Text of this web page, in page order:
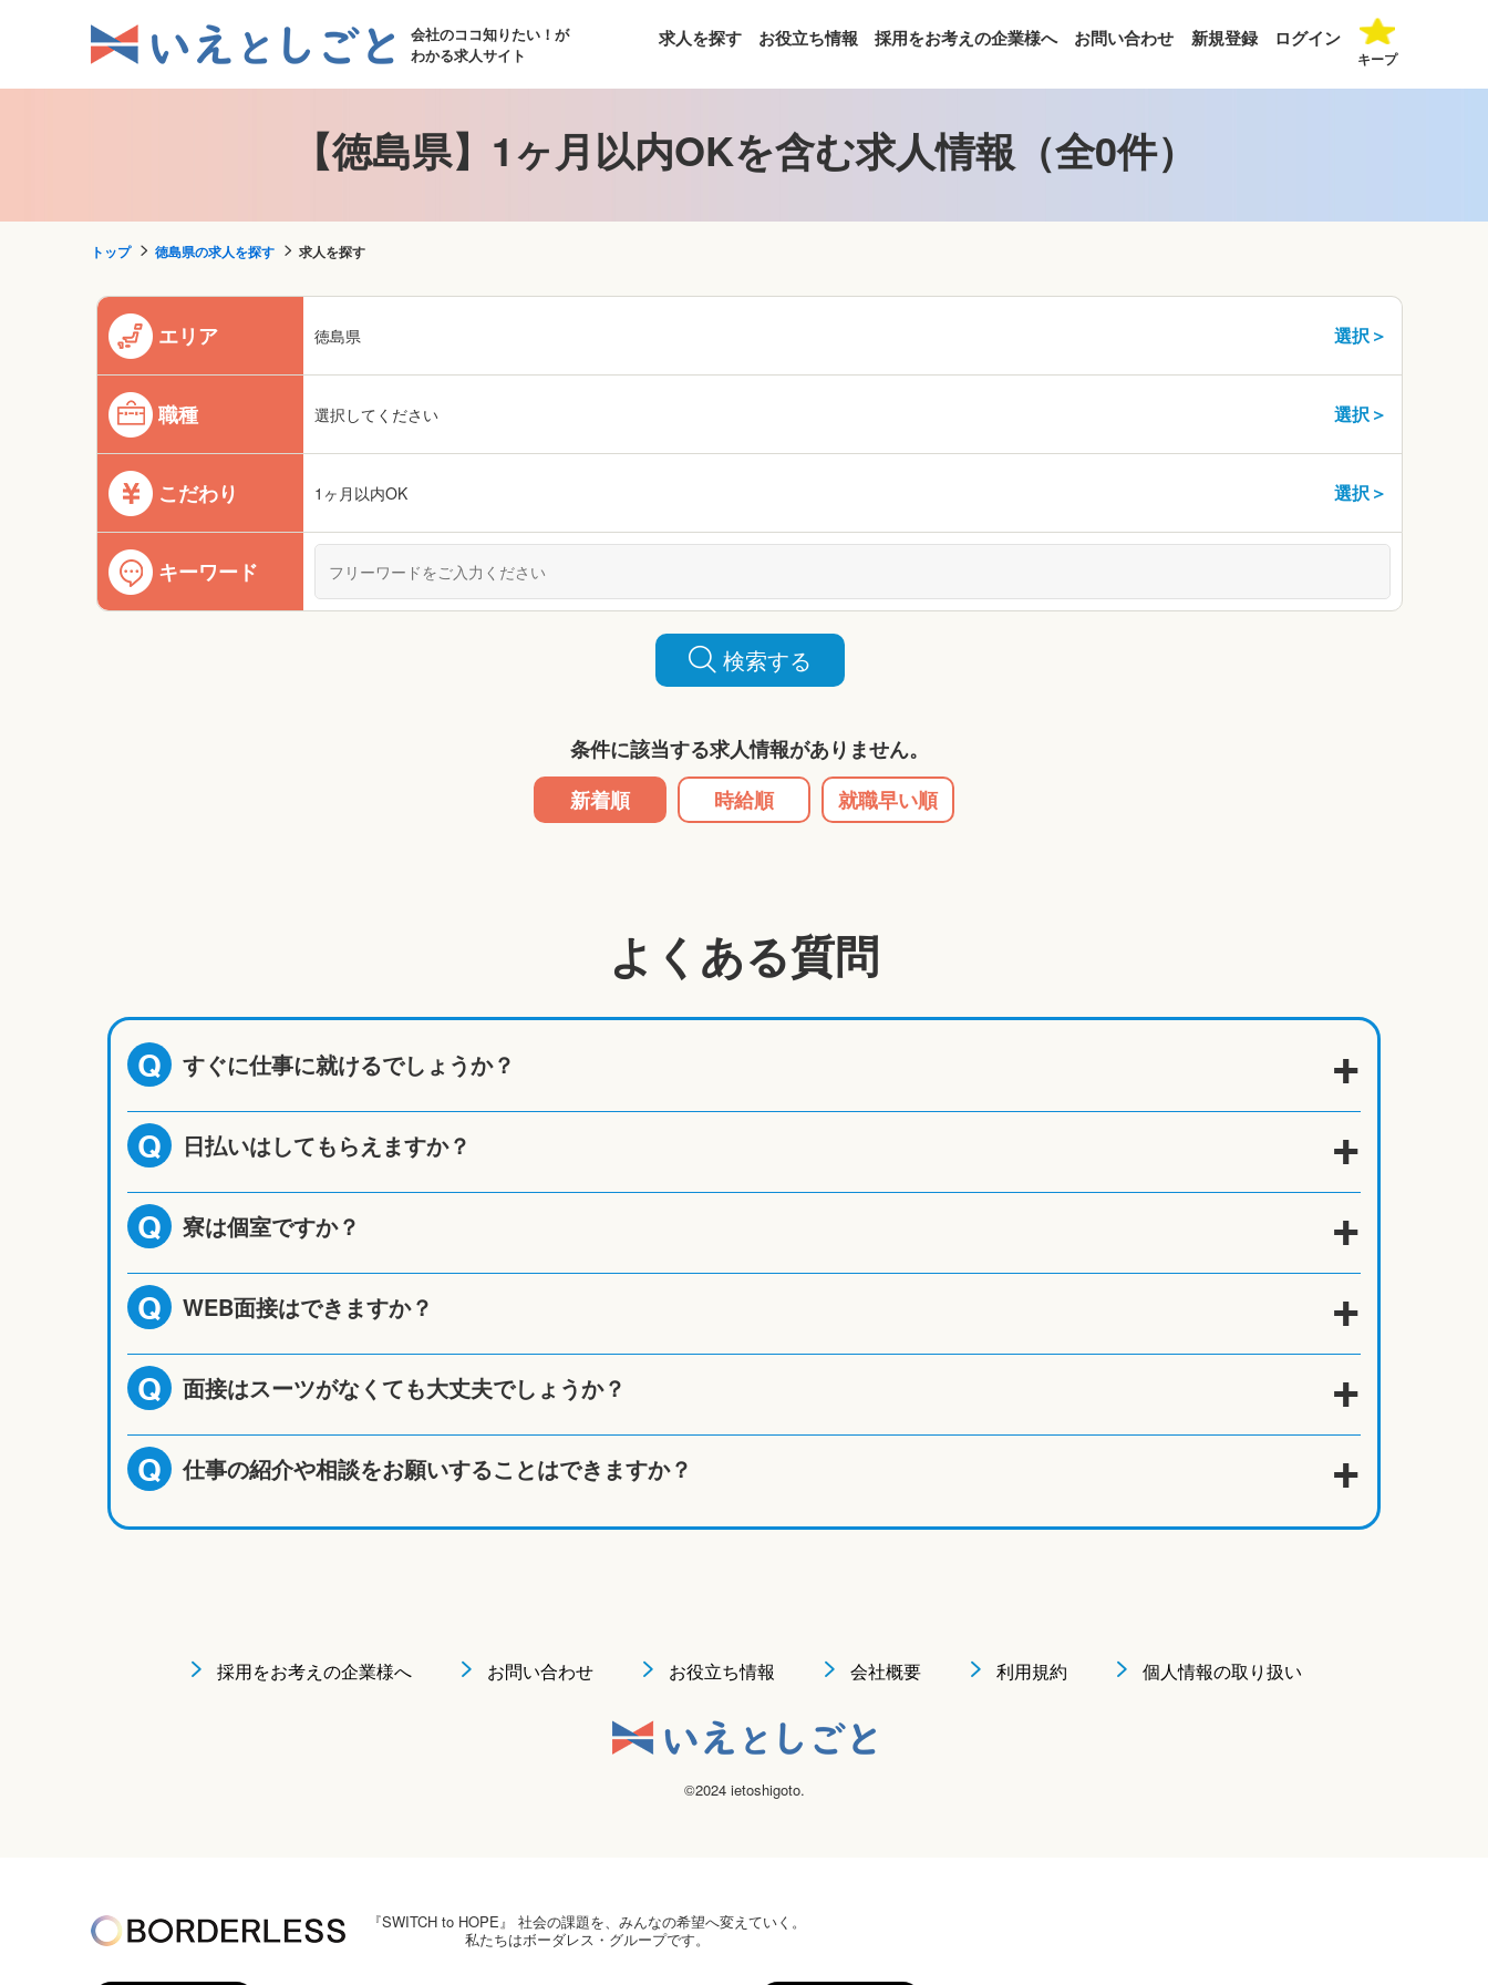
会社のココ知りたい！が
わかる求人サイト
求人を探す お役立ち情報 採用をお考えの企業様へ お問い合わせ 新規登録 ログイン
キープ
【徳島県】1ヶ月以内OKを含む求人情報（全0件）
トップ 徳島県の求人を探す 求人を探す
エリア 徳島県 選択＞
職種 選択してください 選択＞
こだわり 1ヶ月以内OK 選択＞
キーワード
検索する
条件に該当する求人情報がありません。
新着順
時給順 就職早い順
よくある質問
Q すぐに仕事に就けるでしょうか？
Q 日払いはしてもらえますか？
Q 寮は個室ですか？
Q WEB面接はできますか？
Q 面接はスーツがなくても大丈夫でしょうか？
Q 仕事の紹介や相談をお願いすることはできますか？
採用をお考えの企業様へ お問い合わせ お役立ち情報 会社概要 利用規約 個人情報の取り扱い
©2024 ietoshigoto.
『SWITCH to HOPE』 社会の課題を、みんなの希望へ変えていく。
私たちはボーダレス・グループです。